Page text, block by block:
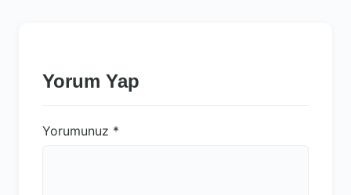
Yorum Yap
Yorumunuz *